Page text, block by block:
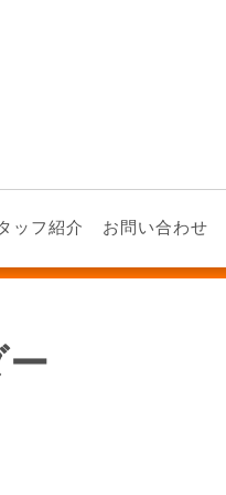
ッフ紹介 お問い合わせ